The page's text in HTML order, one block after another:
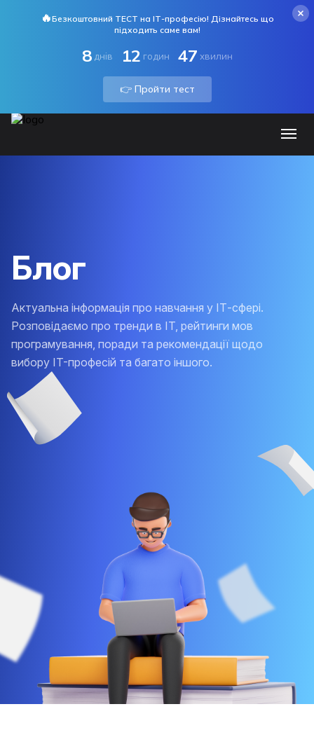
🔥Безкоштовний ТЕСТ на ІТ-професію! Дізнайтесь що
підходить саме вам!
8 днів 12 годин 47 хвилин
👉 Пройти тест
Блог
Актуальна інформація про навчання у ІТ-сфері.
Розповідаємо про тренди в IT, рейтинги мов
програмування, поради та рекомендації щодо
вибору IT-професій та багато іншого.